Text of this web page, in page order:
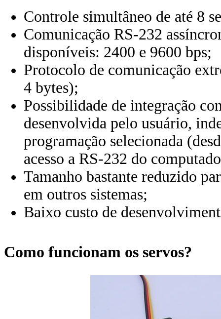
Controle simultâneo de até 8
Comunicação RS-232
disponíveis: 2400 e 9600 bps;
Protocolo de comunicação
4 bytes);
Possibilidade de integração
desenvolvida pelo usuário,
programação selecionada
acesso a RS-232 do
Tamanho bastante reduzido
em outros sistemas;
Baixo custo de
Como funcionam os servos?